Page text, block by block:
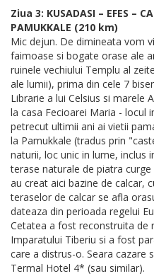
Ziua 3: KUSADASI – EFES –
PAMUKKALE (210 km)
Mic dejun. De dimineata vom
faimoase si bogate orase ale
ruinele vechiului Templu al
ale lumii), prima din cele 7
Librarie a lui Celsius si marele
la casa Fecioarei Maria - locul
petrecut ultimii ani ai vietii
la Pamukkale (tradus prin
naturii, loc unic in lume, inclus
terase naturale de piatra
au creat aici bazine de calcar,
teraselor de calcar se afla
dateaza din perioada regelui
Cetatea a fost reconstruita de
Imparatului Tiberiu si a fost
care a distrus-o. Seara cazare
Termal Hotel 4* (sau similar).